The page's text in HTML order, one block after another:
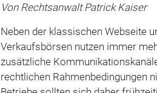
Von Rechtsanwalt Patrick Kaiser
Neben der klassischen Webseite
Verkaufsbörsen nutzen immer
zusätzliche
rechtlichen Rahmenbedingungen